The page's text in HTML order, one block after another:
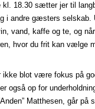
kl. 18.30 sætter jer til
i andre gæsters selskab.
vand, kaffe og te, og
hvor du frit kan vælge
ikke blot være fokus på
også op for
Matthesen, går på